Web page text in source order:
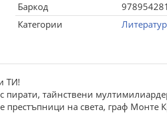
Баркод
Категории
ТИ!
пирати, тайнствени
престъпници на света, граф Монте